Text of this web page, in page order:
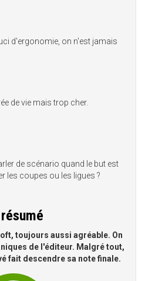
d'ergonomie, on n'est jamais
de vie mais trop cher.
de scénario quand le but est
les coupes ou les ligues ?
toujours aussi agréable. On
de l'éditeur. Malgré tout,
fait descendre sa note finale.